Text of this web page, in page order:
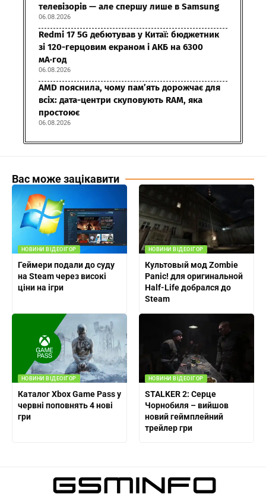
телевізорів — але спершу лише в Samsung
06.08.2026
Redmi 17 5G дебютував у Китаї: бюджетник
зі 120-герцовим екраном і АКБ на 6300
мА·год
06.08.2026
AMD пояснила, чому пам’ять дорожчає для
всіх: дата-центри скуповують RAM, яка
простоює
06.08.2026
Вас може зацікавити
НОВИНИ ВІДЕОІГОР
Геймери подали до суду
на Steam через високі
ціни на ігри
НОВИНИ ВІДЕОІГОР
Культовый мод Zombie
Panic! для оригинальной
Half-Life добрался до
Steam
НОВИНИ ВІДЕОІГОР
Каталог Xbox Game Pass у
червні поповнять 4 нові
гри
НОВИНИ ВІДЕОІГОР
STALKER 2: Серце
Чорнобиля – вийшов
новий геймплейний
трейлер гри